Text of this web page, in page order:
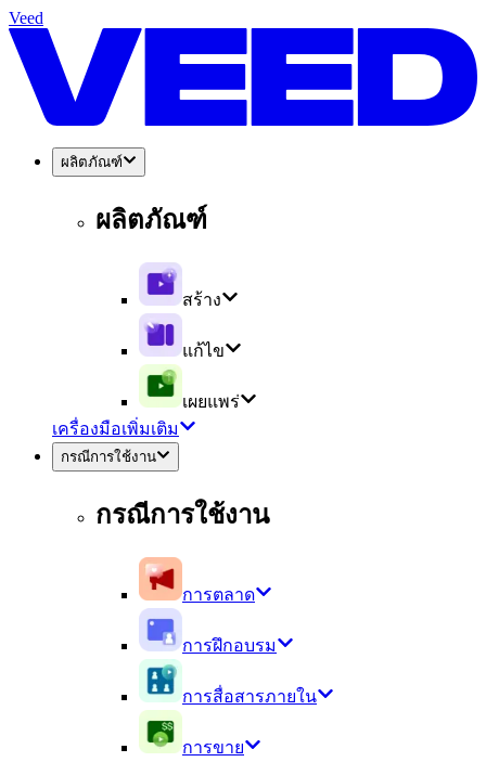
Veed
ผลิตภัณฑ์
ผลิตภัณฑ์
สร้าง
แก้ไข
เผยแพร่
เครื่องมือเพิ่มเติม
กรณีการใช้งาน
กรณีการใช้งาน
การตลาด
การฝึกอบรม
การสื่อสารภายใน
การขาย